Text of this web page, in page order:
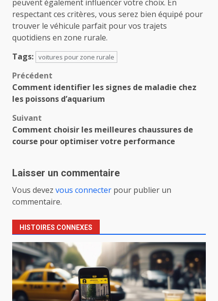
peuvent également influencer votre choix. En
respectant ces critères, vous serez bien équipé pour
trouver le véhicule parfait pour vos trajets
quotidiens en zone rurale.
Tags: voitures pour zone rurale
Navigation
d’article
Précédent
Comment identifier les signes de maladie chez
les poissons d’aquarium
Suivant
Comment choisir les meilleures chaussures de
course pour optimiser votre performance
Laisser un commentaire
Vous devez vous connecter pour publier un
commentaire.
HISTOIRES CONNEXES